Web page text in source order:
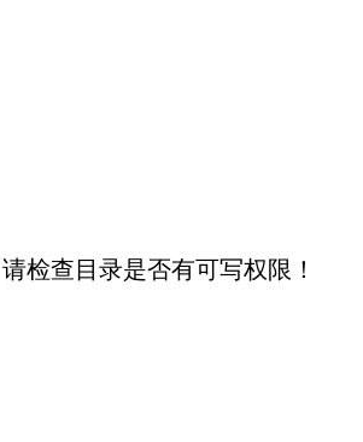
检查目录是否有可写权限！